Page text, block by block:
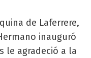
de Laferrere,
inauguró
le agradeció a la